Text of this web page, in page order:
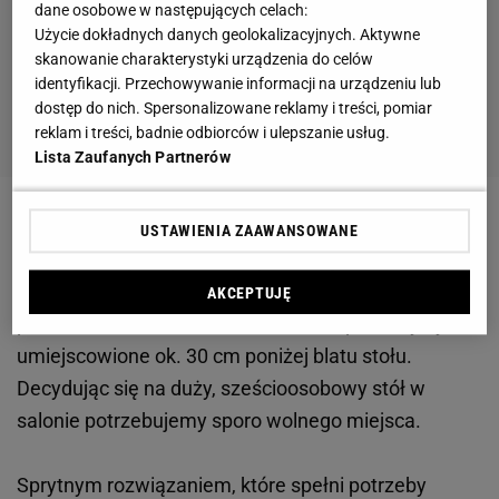
Przy stole każdy powinien mieć do dyspozycji
powierzchnię o wymiarach prostokąta 60x40 cm.
Wysokość stołu powinna z kolei znajdować się w
umiejscowione ok. 30 cm poniżej blatu stołu.
Decydując się na duży, sześcioosobowy stół w
salonie potrzebujemy sporo wolnego miejsca.
Sprytnym rozwiązaniem, które spełni potrzeby
dane osobowe w następujących celach:
Użycie dokładnych danych geolokalizacyjnych. Aktywne
skanowanie charakterystyki urządzenia do celów
identyfikacji. Przechowywanie informacji na urządzeniu lub
dostęp do nich. Spersonalizowane reklamy i treści, pomiar
reklam i treści, badnie odbiorców i ulepszanie usług.
Lista Zaufanych Partnerów
USTAWIENIA ZAAWANSOWANE
AKCEPTUJĘ